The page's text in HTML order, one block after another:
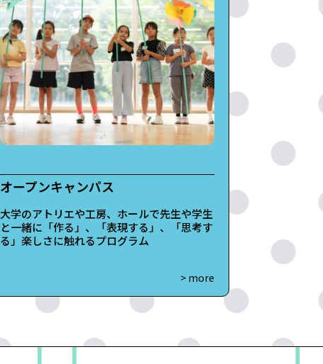
オープンキャンパス
大学のアトリエや工房、ホールで先生や学生
と一緒に「作る」、「表現する」、「思考す
る」楽しさに触れるプログラム
> more